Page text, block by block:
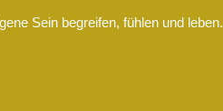
Sein begreifen, fühlen und leben.